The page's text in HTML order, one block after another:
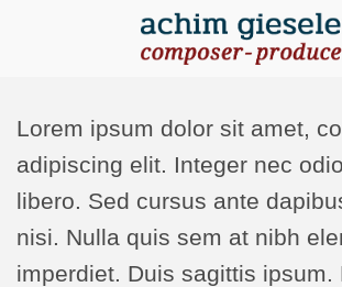
Lorem ipsum dolor sit amet,
adipiscing elit. Integer nec
libero. Sed cursus ante
nisi. Nulla quis sem at nibh
imperdiet. Duis sagittis ipsum.